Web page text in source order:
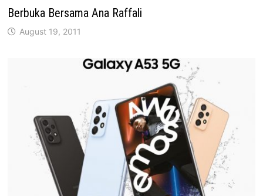
Berbuka Bersama Ana Raffali
August 19, 2011